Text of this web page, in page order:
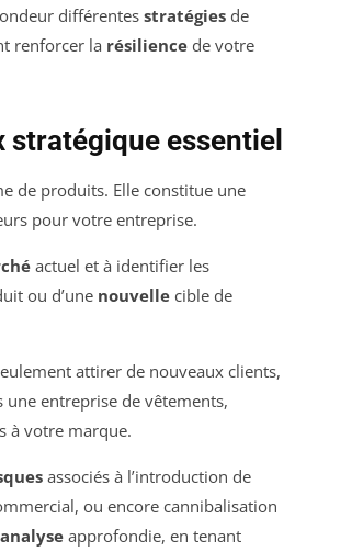
différentes stratégies de
renforcer la résilience de votre
essentiel
de produits. Elle constitue une
pour votre entreprise.
actuel et à identifier les
ou d’une nouvelle cible de
attirer de nouveaux clients,
une entreprise de vêtements,
à votre marque.
associés à l’introduction de
ou encore cannibalisation
analyse approfondie, en tenant